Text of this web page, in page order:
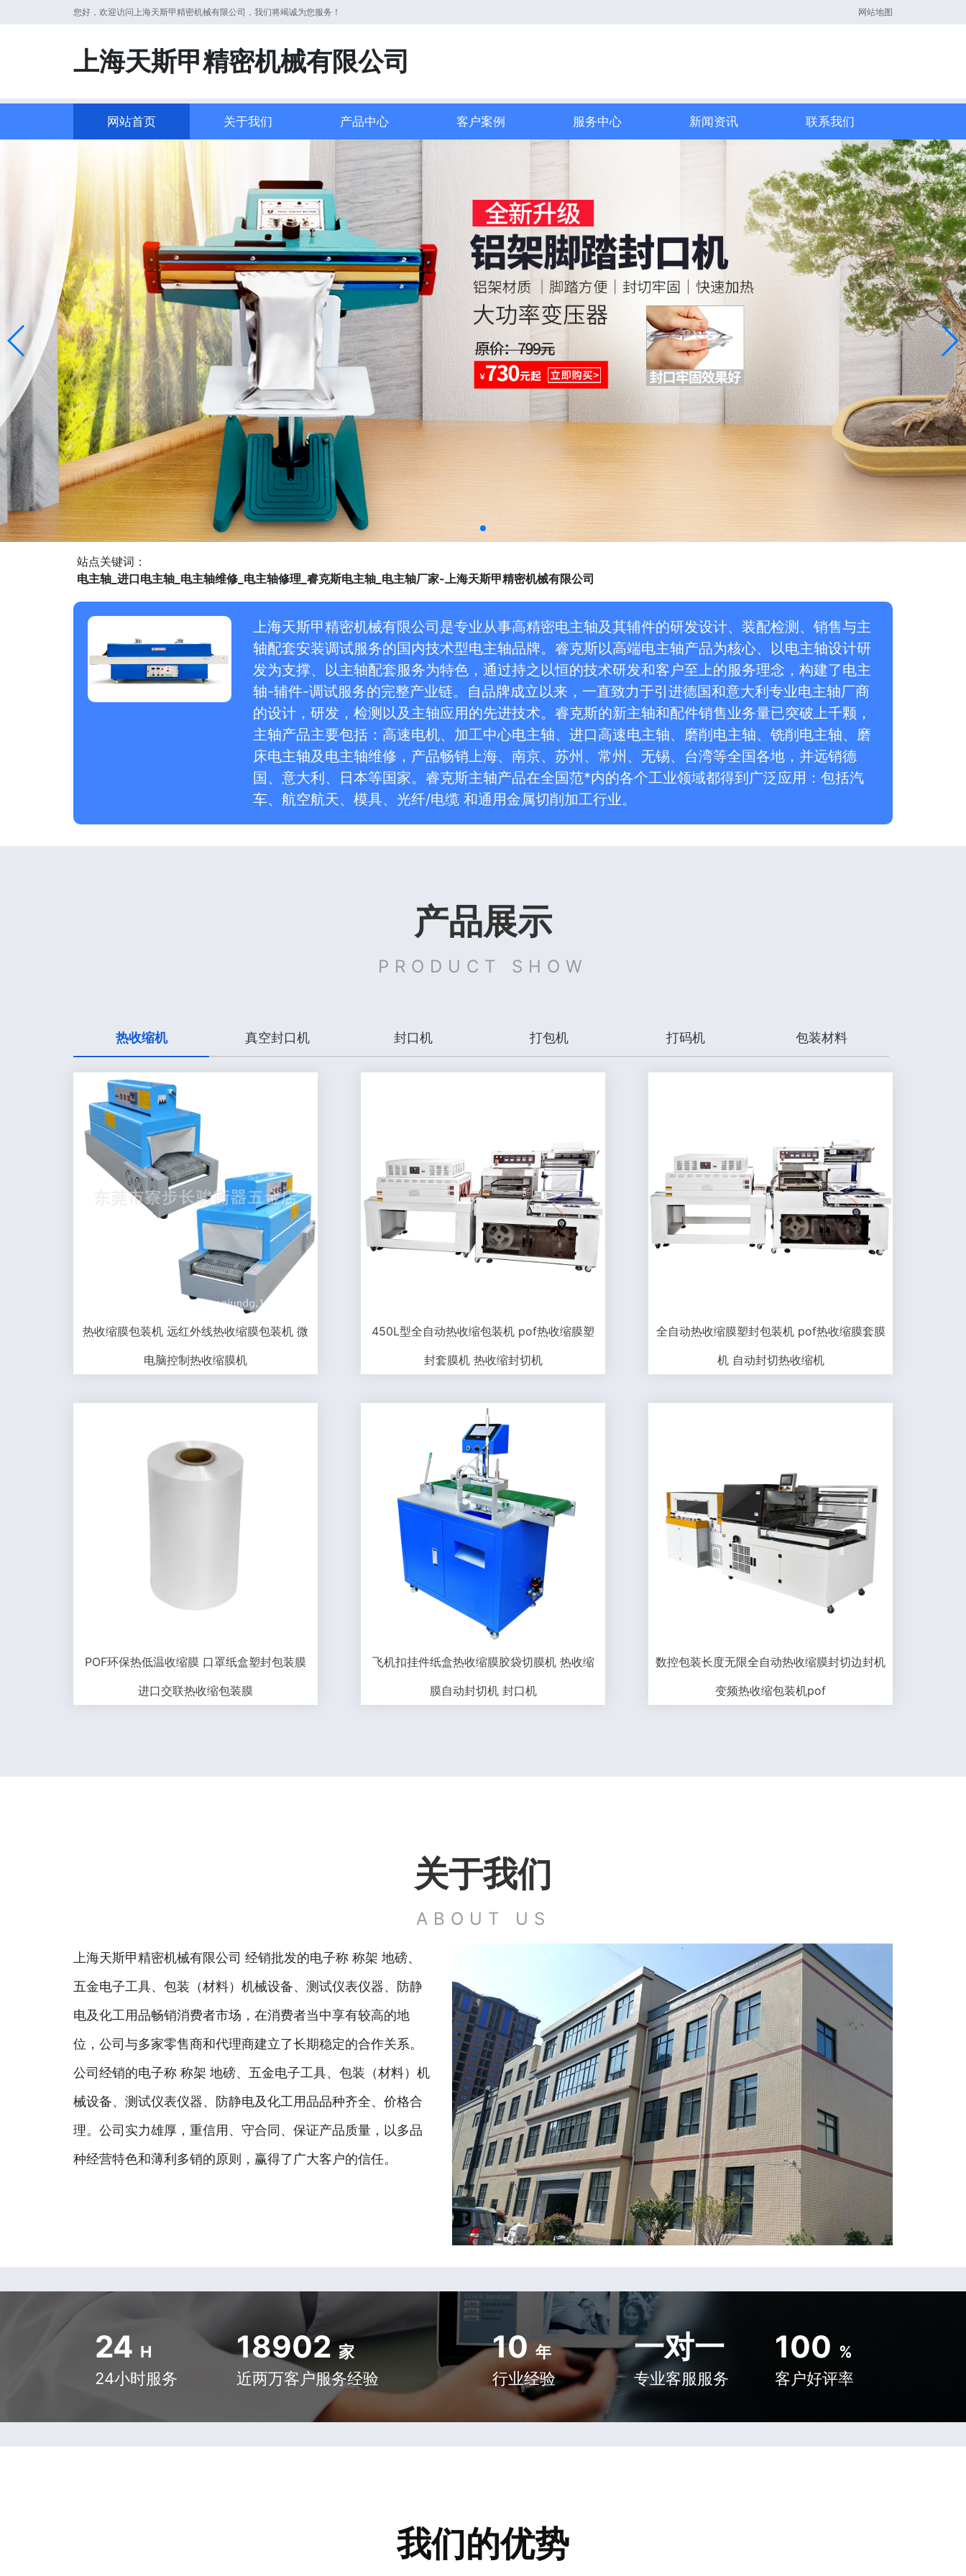
您好，欢迎访问上海天斯甲精密机械有限公司，我们将竭诚为您服务！ 网站地图
上海天斯甲精密机械有限公司
网站首页 关于我们 产品中心 客户案例 服务中心 新闻资讯 联系我们
站点关键词：
电主轴_进口电主轴_电主轴维修_电主轴修理_睿克斯电主轴_电主轴厂家-上海天斯甲精密机械有限公司
上海天斯甲精密机械有限公司是专业从事高精密电主轴及其辅件的研发设计、装配检测、销售与主
轴配套安装调试服务的国内技术型电主轴品牌。睿克斯以高端电主轴产品为核心、以电主轴设计研
发为支撑、以主轴配套服务为特色，通过持之以恒的技术研发和客户至上的服务理念，构建了电主
轴-辅件-调试服务的完整产业链。自品牌成立以来，一直致力于引进德国和意大利专业电主轴厂商
的设计，研发，检测以及主轴应用的先进技术。睿克斯的新主轴和配件销售业务量已突破上千颗，
主轴产品主要包括：高速电机、加工中心电主轴、进口高速电主轴、磨削电主轴、铣削电主轴、磨
床电主轴及电主轴维修，产品畅销上海、南京、苏州、常州、无锡、台湾等全国各地，并远销德
国、意大利、日本等国家。睿克斯主轴产品在全国范*内的各个工业领域都得到广泛应用：包括汽
车、航空航天、模具、光纤/电缆 和通用金属切削加工行业。
产品展示
PRODUCT SHOW
热收缩机 真空封口机 封口机 打包机 打码机 包装材料
热收缩膜包装机 远红外线热收缩膜包装机 微
电脑控制热收缩膜机
450L型全自动热收缩包装机 pof热收缩膜塑
封套膜机 热收缩封切机
全自动热收缩膜塑封包装机 pof热收缩膜套膜
机 自动封切热收缩机
POF环保热低温收缩膜 口罩纸盒塑封包装膜
进口交联热收缩包装膜
飞机扣挂件纸盒热收缩膜胶袋切膜机 热收缩
膜自动封切机 封口机
数控包装长度无限全自动热收缩膜封切边封机
变频热收缩包装机pof
关于我们
ABOUT US
上海天斯甲精密机械有限公司 经销批发的电子称 称架 地磅、
五金电子工具、包装（材料）机械设备、测试仪表仪器、防静
电及化工用品畅销消费者市场，在消费者当中享有较高的地
位，公司与多家零售商和代理商建立了长期稳定的合作关系。
公司经销的电子称 称架 地磅、五金电子工具、包装（材料）机
械设备、测试仪表仪器、防静电及化工用品品种齐全、价格合
理。公司实力雄厚，重信用、守合同、保证产品质量，以多品
种经营特色和薄利多销的原则，赢得了广大客户的信任。
24 H
24小时服务
18902 家
近两万客户服务经验
10 年
行业经验
一对一
专业客服服务
100 %
客户好评率
我们的优势